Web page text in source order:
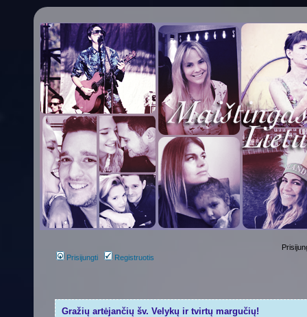
Prisijungti Registruotis
Gražių artėjančių šv. Velykų ir tvirtų margučių!